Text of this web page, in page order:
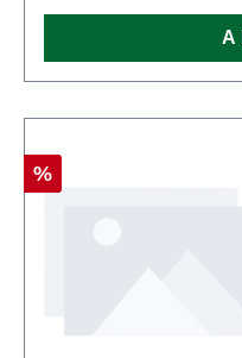
de producto:
1:87RecomendaciónA
Descuento
%